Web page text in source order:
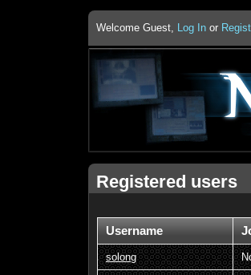
Welcome Guest, Log In or
Registered users
Username
solong